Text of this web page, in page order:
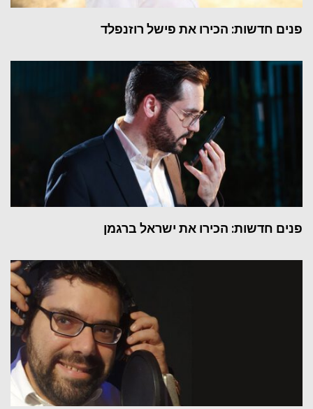
פנים חדשות: הכירו את פישל רוזנפלד
פנים חדשות: הכירו את ישראל ברגמן